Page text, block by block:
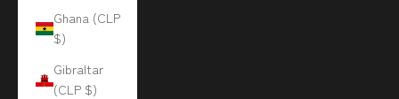
Ghana (CLP
$)
Gibraltar
(CLP $)